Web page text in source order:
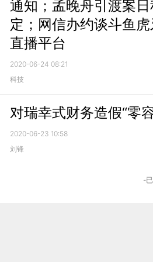
通知；孟晚舟引渡案
定；网信办约谈斗鱼
直播平台
2020-06-24 08:21
科技
对瑞幸式财务造假“零
2020-06-23 10:58
刘锋
-